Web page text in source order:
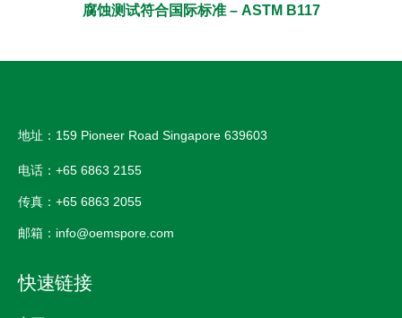
腐蚀测试符合国际标准 – ASTM B117
地址：159 Pioneer Road Singapore 639603
电话：+65 6863 2155
传真：+65 6863 2055
邮箱：info@oemspore.com
快速链接